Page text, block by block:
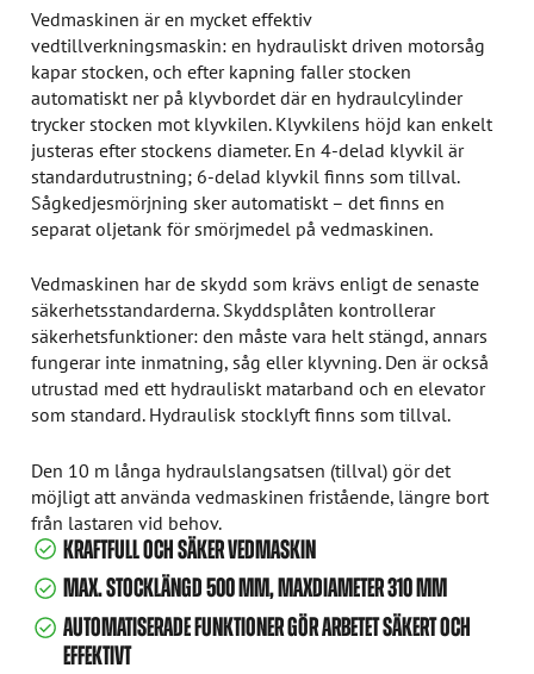
Vedmaskinen är en mycket effektiv
vedtillverkningsmaskin: en hydrauliskt driven motorsåg
kapar stocken, och efter kapning faller stocken
automatiskt ner på klyvbordet där en hydraulcylinder
trycker stocken mot klyvkilen. Klyvkilens höjd kan enkelt
justeras efter stockens diameter. En 4-delad klyvkil är
standardutrustning; 6-delad klyvkil finns som tillval.
Sågkedjesmörjning sker automatiskt – det finns en
separat oljetank för smörjmedel på vedmaskinen.
Vedmaskinen har de skydd som krävs enligt de senaste
säkerhetsstandarderna. Skyddsplåten kontrollerar
säkerhetsfunktioner: den måste vara helt stängd, annars
fungerar inte inmatning, såg eller klyvning. Den är också
utrustad med ett hydrauliskt matarband och en elevator
som standard. Hydraulisk stocklyft finns som tillval.
Den 10 m långa hydraulslangsatsen (tillval) gör det
möjligt att använda vedmaskinen fristående, längre bort
från lastaren vid behov.
KRAFTFULL OCH SÄKER VEDMASKIN
MAX. STOCKLÄNGD 500 MM, MAXDIAMETER 310 MM
AUTOMATISERADE FUNKTIONER GÖR ARBETET SÄKERT OCH
EFFEKTIVT